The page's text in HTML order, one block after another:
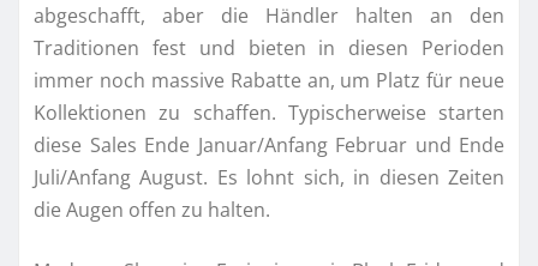
abgeschafft, aber die Händler halten an den
Traditionen fest und bieten in diesen Perioden
immer noch massive Rabatte an, um Platz für neue
Kollektionen zu schaffen. Typischerweise starten
diese Sales Ende Januar/Anfang Februar und Ende
Juli/Anfang August. Es lohnt sich, in diesen Zeiten
die Augen offen zu halten.